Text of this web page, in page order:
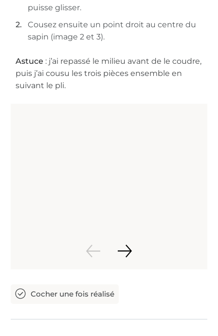
puisse glisser.
Cousez ensuite un point droit au centre du
sapin (image 2 et 3).
Astuce : j’ai repassé le milieu avant de le coudre,
puis j’ai cousu les trois pièces ensemble en
suivant le pli.